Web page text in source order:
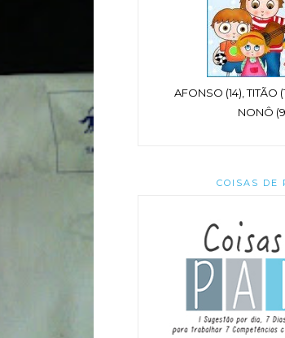
AFONSO (14), TITÃO
NONÔ
COISAS DE